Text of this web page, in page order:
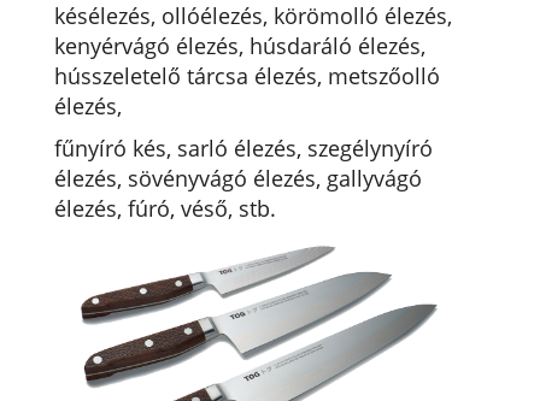
késélezés, ollóélezés, körömolló élezés,
kenyérvágó élezés, húsdaráló élezés,
hússzeletelő tárcsa élezés, metszőolló
élezés,
fűnyíró kés, sarló élezés, szegélynyíró
élezés, sövényvágó élezés, gallyvágó
élezés, fúró, véső, stb.